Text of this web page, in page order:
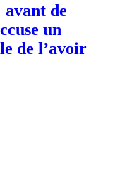
de
un
de l’avoir